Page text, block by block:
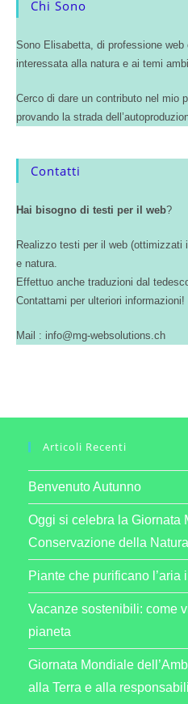
Chi Sono
Sono Elisabetta, di professione
interessata alla natura e ai temi
Cerco di dare un contributo nel mio
provando la strada
Contatti
Hai bisogno di testi per il web?
Realizzo testi per il web
e natura.
Effettuo anche traduzioni dal
Contattami per ulteriori informazioni!
Mail : info@mg-websolutions.ch
Articoli Recenti
Benvenuto Autunno
Oggi si celebra la Giornata
Conservazione della Natura
Piante che purificano l’aria
Vacanze sostenibili: come
pianeta
Giornata Mondiale
alla Terra e alla